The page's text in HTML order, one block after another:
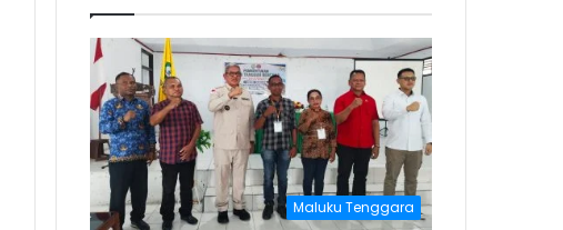
Maluku Tenggara